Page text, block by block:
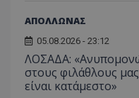
ΑΠΟΛΛΩΝΑΣ
05.08.2026 - 23:12
ΛΟΣΑΔΑ:
στους φιλάθλους
είναι κατάμεστο»